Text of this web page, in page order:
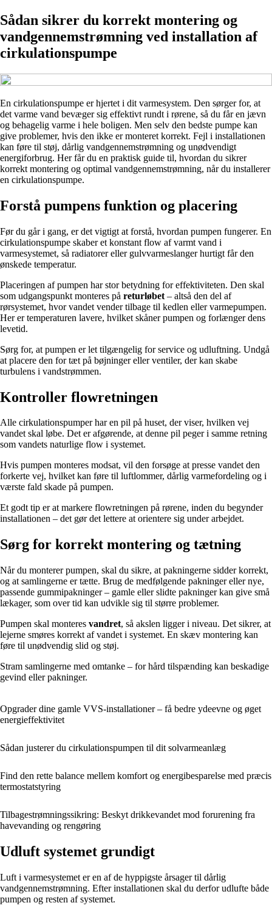
Sådan sikrer du korrekt montering og
vandgennemstrømning ved installation af
cirkulationspumpe
En cirkulationspumpe er hjertet i dit varmesystem. Den sørger for, at
det varme vand bevæger sig effektivt rundt i rørene, så du får en jævn
og behagelig varme i hele boligen. Men selv den bedste pumpe kan
give problemer, hvis den ikke er monteret korrekt. Fejl i installationen
kan føre til støj, dårlig vandgennemstrømning og unødvendigt
energiforbrug. Her får du en praktisk guide til, hvordan du sikrer
korrekt montering og optimal vandgennemstrømning, når du installerer
en cirkulationspumpe.
Forstå pumpens funktion og placering
Før du går i gang, er det vigtigt at forstå, hvordan pumpen fungerer. En
cirkulationspumpe skaber et konstant flow af varmt vand i
varmesystemet, så radiatorer eller gulvvarmeslanger hurtigt får den
ønskede temperatur.
Placeringen af pumpen har stor betydning for effektiviteten. Den skal
som udgangspunkt monteres på returløbet – altså den del af
rørsystemet, hvor vandet vender tilbage til kedlen eller varmepumpen.
Her er temperaturen lavere, hvilket skåner pumpen og forlænger dens
levetid.
Sørg for, at pumpen er let tilgængelig for service og udluftning. Undgå
at placere den for tæt på bøjninger eller ventiler, der kan skabe
turbulens i vandstrømmen.
Kontroller flowretningen
Alle cirkulationspumper har en pil på huset, der viser, hvilken vej
vandet skal løbe. Det er afgørende, at denne pil peger i samme retning
som vandets naturlige flow i systemet.
Hvis pumpen monteres modsat, vil den forsøge at presse vandet den
forkerte vej, hvilket kan føre til luftlommer, dårlig varmefordeling og i
værste fald skade på pumpen.
Et godt tip er at markere flowretningen på rørene, inden du begynder
installationen – det gør det lettere at orientere sig under arbejdet.
Sørg for korrekt montering og tætning
Når du monterer pumpen, skal du sikre, at pakningerne sidder korrekt,
og at samlingerne er tætte. Brug de medfølgende pakninger eller nye,
passende gummipakninger – gamle eller slidte pakninger kan give små
lækager, som over tid kan udvikle sig til større problemer.
Pumpen skal monteres vandret, så akslen ligger i niveau. Det sikrer, at
lejerne smøres korrekt af vandet i systemet. En skæv montering kan
føre til unødvendig slid og støj.
Stram samlingerne med omtanke – for hård tilspænding kan beskadige
gevind eller pakninger.
Opgrader dine gamle VVS-installationer – få bedre ydeevne og øget
energieffektivitet
Sådan justerer du cirkulationspumpen til dit solvarmeanlæg
Find den rette balance mellem komfort og energibesparelse med præcis
termostatstyring
Tilbagestrømningssikring: Beskyt drikkevandet mod forurening fra
havevanding og rengøring
Udluft systemet grundigt
Luft i varmesystemet er en af de hyppigste årsager til dårlig
vandgennemstrømning. Efter installationen skal du derfor udlufte både
pumpen og resten af systemet.